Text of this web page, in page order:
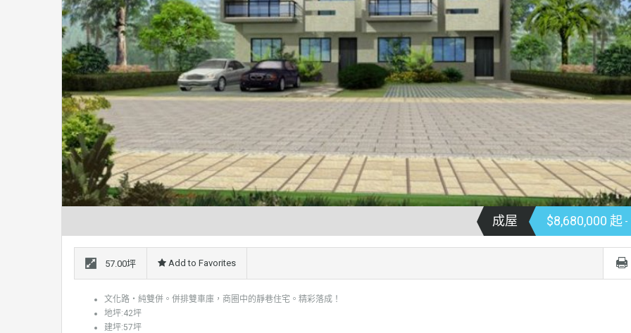
成屋 $8,680,000 起 -
57.00坪 Add to Favorites
文化路‧純雙併。併排雙車庫，商圈中的靜巷住宅。精彩落成！
地坪:42坪
建坪:57坪